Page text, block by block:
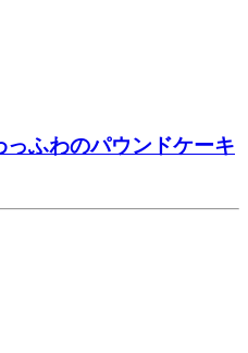
ふわのパウンドケーキ